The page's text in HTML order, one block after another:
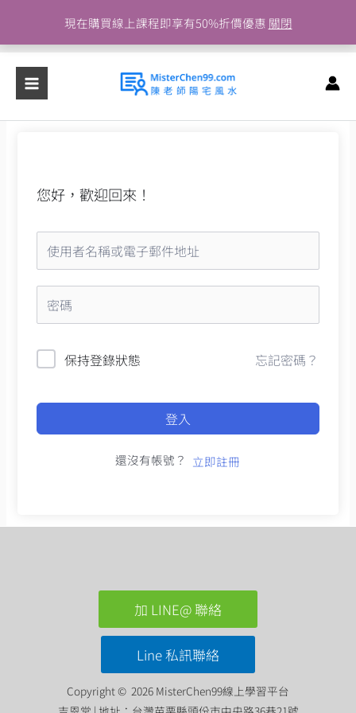
現在購買線上課程即享有50%折價優惠 關閉
主
容
您好，歡迎回來！
保持登錄狀態 忘記密碼？
登入
還沒有帳號？ 立即註冊
加 LINE@ 聯絡
Line 私訊聯絡
Copyright © 2026 MisterChen99線上學習平台